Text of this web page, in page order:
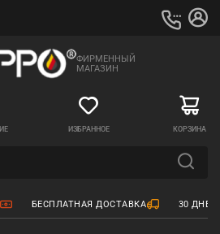
ФИРМЕННЫЙ
МАГАЗИН
ИЗБРАННОЕ КОРЗИНА
БЕСПЛАТНАЯ ДОСТАВКА 30